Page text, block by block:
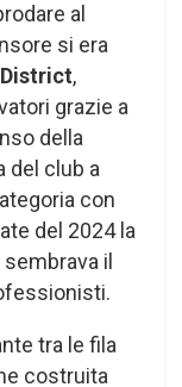
al
si era
,
grazie a
della
del club a
con
del 2024 la
il
tra le fila
costruita